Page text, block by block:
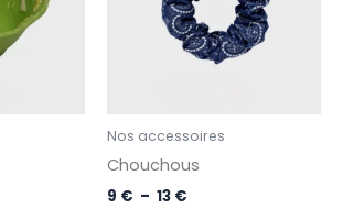
Nos accessoires
Chouchous
9 € – 13 €